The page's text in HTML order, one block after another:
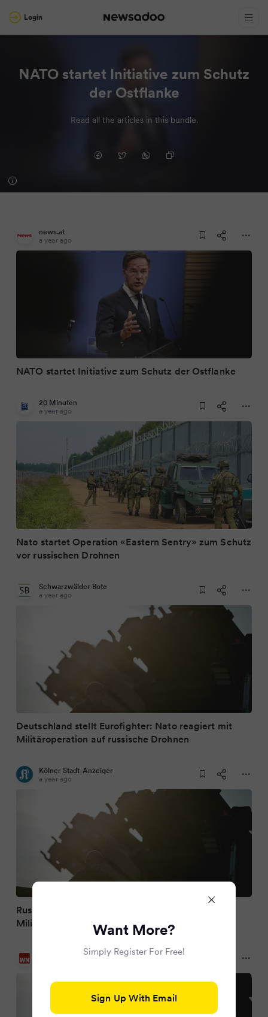
Login
NATO startet Initiative zum Schutz
der Ostflanke
Read all the articles in this bundle.
news.at
a year ago
NATO startet Initiative zum Schutz der Ostflanke
20 Minuten
a year ago
Nato startet Operation «Eastern Sentry» zum Schutz
vor russischen Drohnen
Schwarzwälder Bote
a year ago
Deutschland stellt Eurofighter: Nato reagiert mit
Militäroperation auf russische Drohnen
Kölner Stadt-Anzeiger
a year ago
Russische Drohnen über Polen: Nato reagiert mit
Militäroperation auf russische Drohnen
Westfälische Nachrichten
Want More?
Simply Register For Free!
Sign Up With Email